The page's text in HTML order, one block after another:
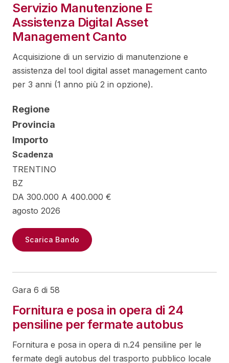
Servizio Manutenzione E
Assistenza Digital Asset
Management Canto
Acquisizione di un servizio di manutenzione e
assistenza del tool digital asset management canto
per 3 anni (1 anno più 2 in opzione).
Regione
Provincia
Importo
Scadenza
TRENTINO
BZ
DA 300.000 A 400.000 €
agosto 2026
Scarica Bando
Gara 6 di 58
Fornitura e posa in opera di 24
pensiline per fermate autobus
Fornitura e posa in opera di n.24 pensiline per le
fermate degli autobus del trasporto pubblico locale